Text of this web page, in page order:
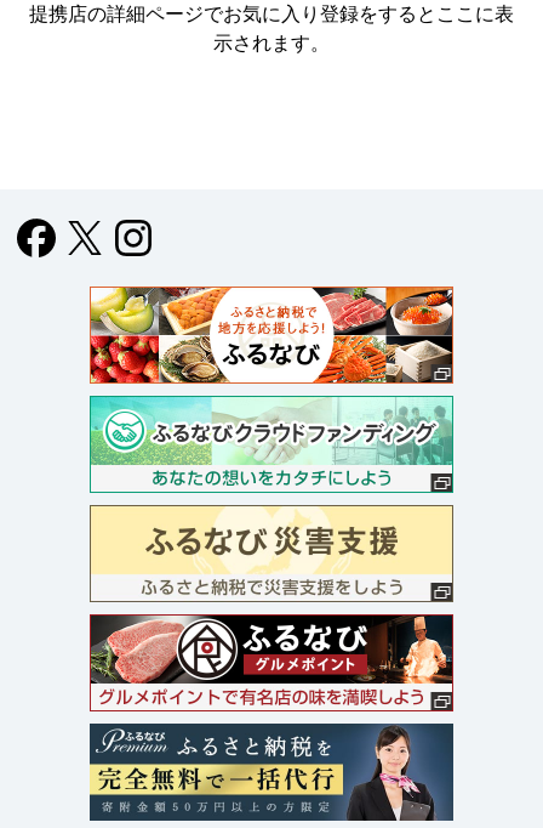
提携店の詳細ページでお気に入り登録をすると ここに表
示されます。